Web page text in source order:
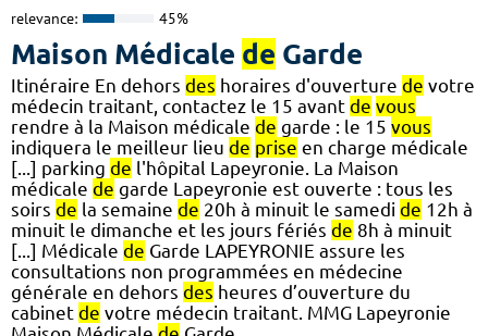
relevance: 45%
Maison Médicale de Garde
Itinéraire En dehors des horaires d'ouverture de votre
médecin traitant, contactez le 15 avant de vous
rendre à la Maison médicale de garde : le 15 vous
indiquera le meilleur lieu de prise en charge médicale
[...] parking de l'hôpital Lapeyronie. La Maison
médicale de garde Lapeyronie est ouverte : tous les
soirs de la semaine de 20h à minuit le samedi de 12h à
minuit le dimanche et les jours fériés de 8h à minuit
[...] Médicale de Garde LAPEYRONIE assure les
consultations non programmées en médecine
générale en dehors des heures d’ouverture du
cabinet de votre médecin traitant. MMG Lapeyronie